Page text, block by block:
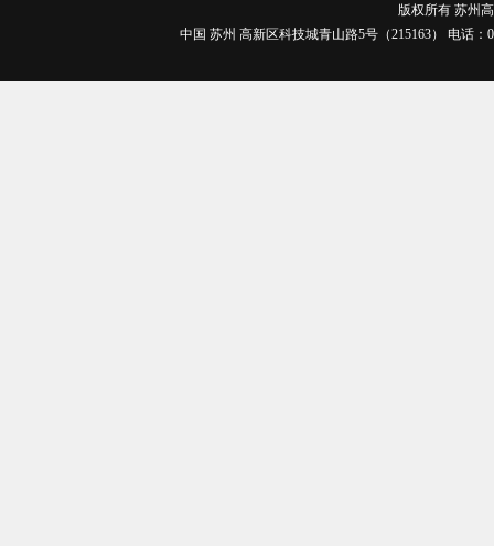
版权所有 苏州
中国 苏州 高新区科技城青山路5号（215163） 电话：